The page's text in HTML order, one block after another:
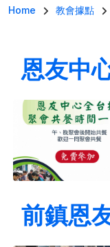
導航連結
Home 教會據點
恩友中
前鎮恩